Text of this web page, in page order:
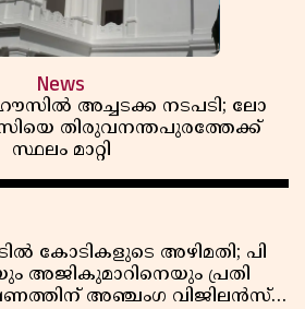
News
അച്ചടക്ക നടപടി; ലോ
തിരുവനന്തപുരത്തേക്ക്
സ്ഥലം മാറ്റി
കോടികളുടെ അഴിമതി; പി
അജികുമാറിനെയും പ്രതി
അഞ്ചംഗ വിജിലൻസ്